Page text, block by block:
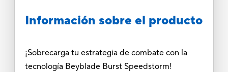
Información sobre el producto
¡Sobrecarga tu estrategia de combate con la
tecnología Beyblade Burst Speedstorm!